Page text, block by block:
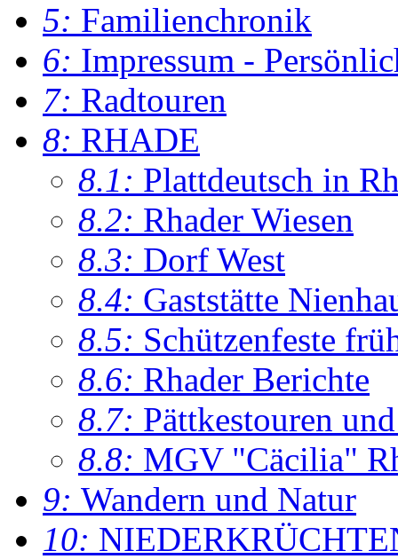
5: Familienchronik
6: Impressum -
7: Radtouren
8: RHADE
8.1: Plattdeutsch in
8.2: Rhader Wiesen
8.3: Dorf West
8.4: Gaststätte
8.5: Schützenfeste
8.6: Rhader Berichte
8.7: Pättkestouren
8.8: MGV "Cäcilia"
9: Wandern und Natur
10: